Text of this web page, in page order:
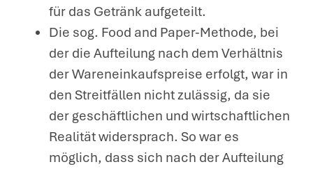
für das Getränk aufgeteilt.
Die sog. Food and Paper-Methode, bei
der die Aufteilung nach dem Verhältnis
der Wareneinkaufspreise erfolgt, war in
den Streitfällen nicht zulässig, da sie
der geschäftlichen und wirtschaftlichen
Realität widersprach. So war es
möglich, dass sich nach der Aufteilung